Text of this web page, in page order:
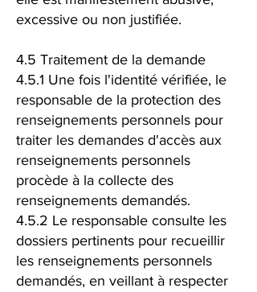
excessive ou non justifiée.
4.5 Traitement de la demande
4.5.1 Une fois l'identité vérifiée, le
responsable de la protection des
renseignements personnels pour
traiter les demandes d'accès aux
renseignements personnels
procède à la collecte des
renseignements demandés.
4.5.2 Le responsable consulte les
dossiers pertinents pour recueillir
les renseignements personnels
demandés, en veillant à respecter